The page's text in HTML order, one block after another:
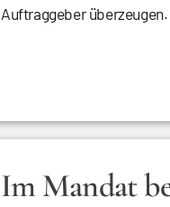
Auftraggeber überzeugen.
Im Mandat